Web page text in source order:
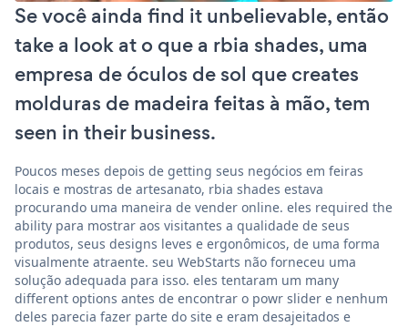
Se você ainda find it unbelievable, então
take a look at o que a rbia shades, uma
empresa de óculos de sol que creates
molduras de madeira feitas à mão, tem
seen in their business.
Poucos meses depois de getting seus negócios em feiras
locais e mostras de artesanato, rbia shades estava
procurando uma maneira de vender online. eles required the
ability para mostrar aos visitantes a qualidade de seus
produtos, seus designs leves e ergonômicos, de uma forma
visualmente atraente. seu WebStarts não forneceu uma
solução adequada para isso. eles tentaram um many
different options antes de encontrar o powr slider e nenhum
deles parecia fazer parte do site e eram desajeitados e